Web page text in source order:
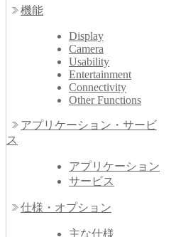
機能
Display
Camera
Usability
Entertainment
Connectivity
Other Functions
アプリケーション・サービ
ス
アプリケーション
サービス
仕様・オプション
主な仕様